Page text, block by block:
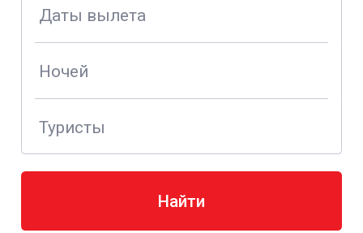
Даты вылета
Ночей
Туристы
Найти